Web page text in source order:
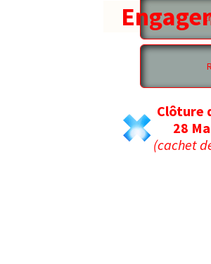
Clôture
28
(cachet
✖